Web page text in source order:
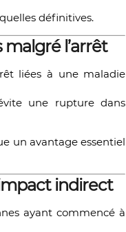
définitives.
l’arrêt
liées à une maladie
une rupture dans
un avantage essentiel
indirect
ayant commencé à